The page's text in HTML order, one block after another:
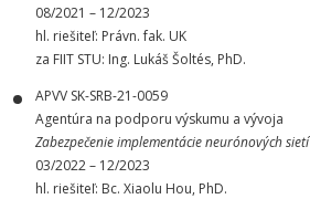
08/2021 – 12/2023
hl. riešiteľ: Právn. fak. UK
za FIIT STU: Ing. Lukáš Šoltés, PhD.
APVV SK-SRB-21-0059
Agentúra na podporu výskumu a vývoja
Zabezpečenie implementácie neurónových sietí
03/2022 – 12/2023
hl. riešiteľ: Bc. Xiaolu Hou, PhD.